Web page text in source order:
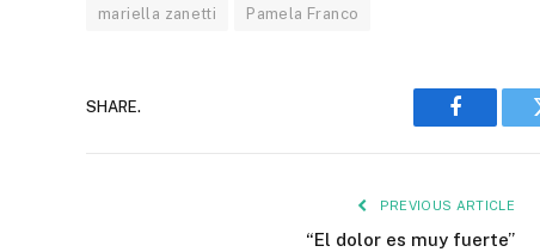
mariella zanetti Pamela Franco
SHARE.
Facebook
PREVIOUS ARTICLE
“El dolor es muy fuerte”